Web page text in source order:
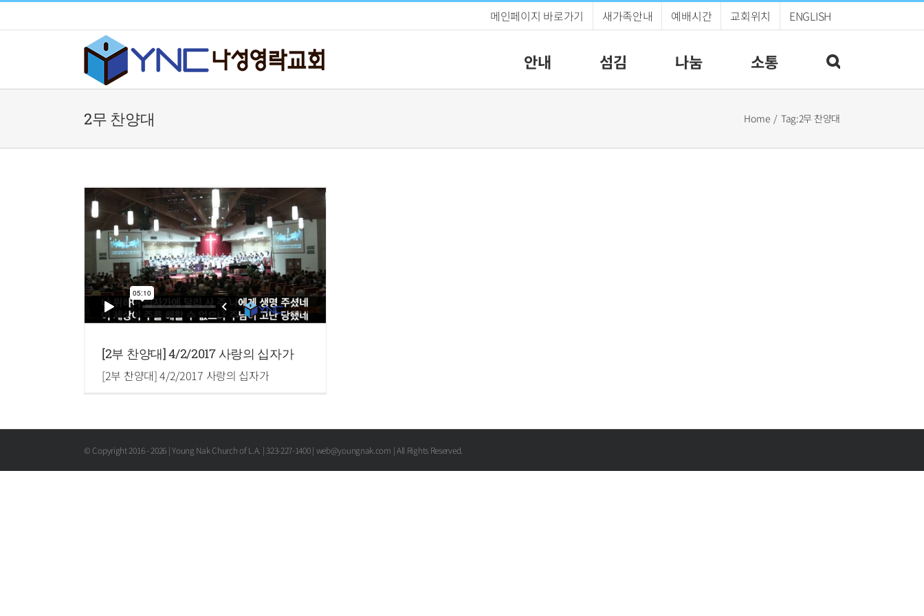
to
메인페이지 바로가기 새가족안내 예배시간 교회위치 ENGLISH
안내 섬김 나눔 소통
2무 찬양대 Home Tag:2무 찬양대
[2부 찬양대] 4/2/2017 사랑의 십자가
[2부 찬양대] 4/2/2017 사랑의 십자가
© Copyright 2016 -2026 | Young Nak Church of L.A. | 323-227-1400 | web@youngnak.com | All Rights Reserved.